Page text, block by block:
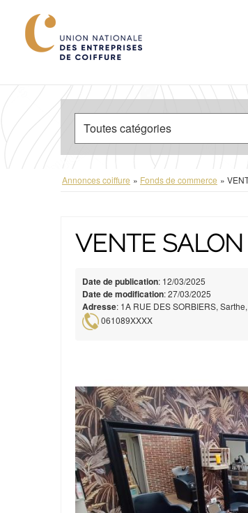
Annonces coiffure » Fonds de commerce »
VENTE
Date de publication: 12/03/2025
Date de modification: 27/03/2025
Adresse: 1A RUE DES SORBIERS,
061089XXXX